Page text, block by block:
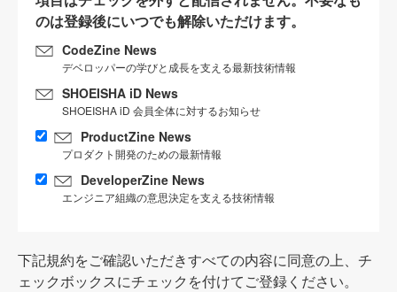
のは登録後にいつでも解除いただけます。
CodeZine News
デベロッパーの学びと成長を支える最新技術情報
SHOEISHA iD News
SHOEISHA iD 会員全体に対するお知らせ
ProductZine News
プロダクト開発のための最新情報
DeveloperZine News
エンジニア組織の意思決定を支える技術情報
下記規約をご確認いただきすべての内容に同意の上、チ
ェックボックスにチェックを付けてご登録ください。